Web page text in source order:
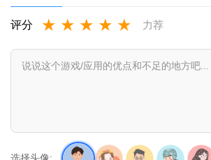
评分 ★ ★ ★ ★ ★ 力荐